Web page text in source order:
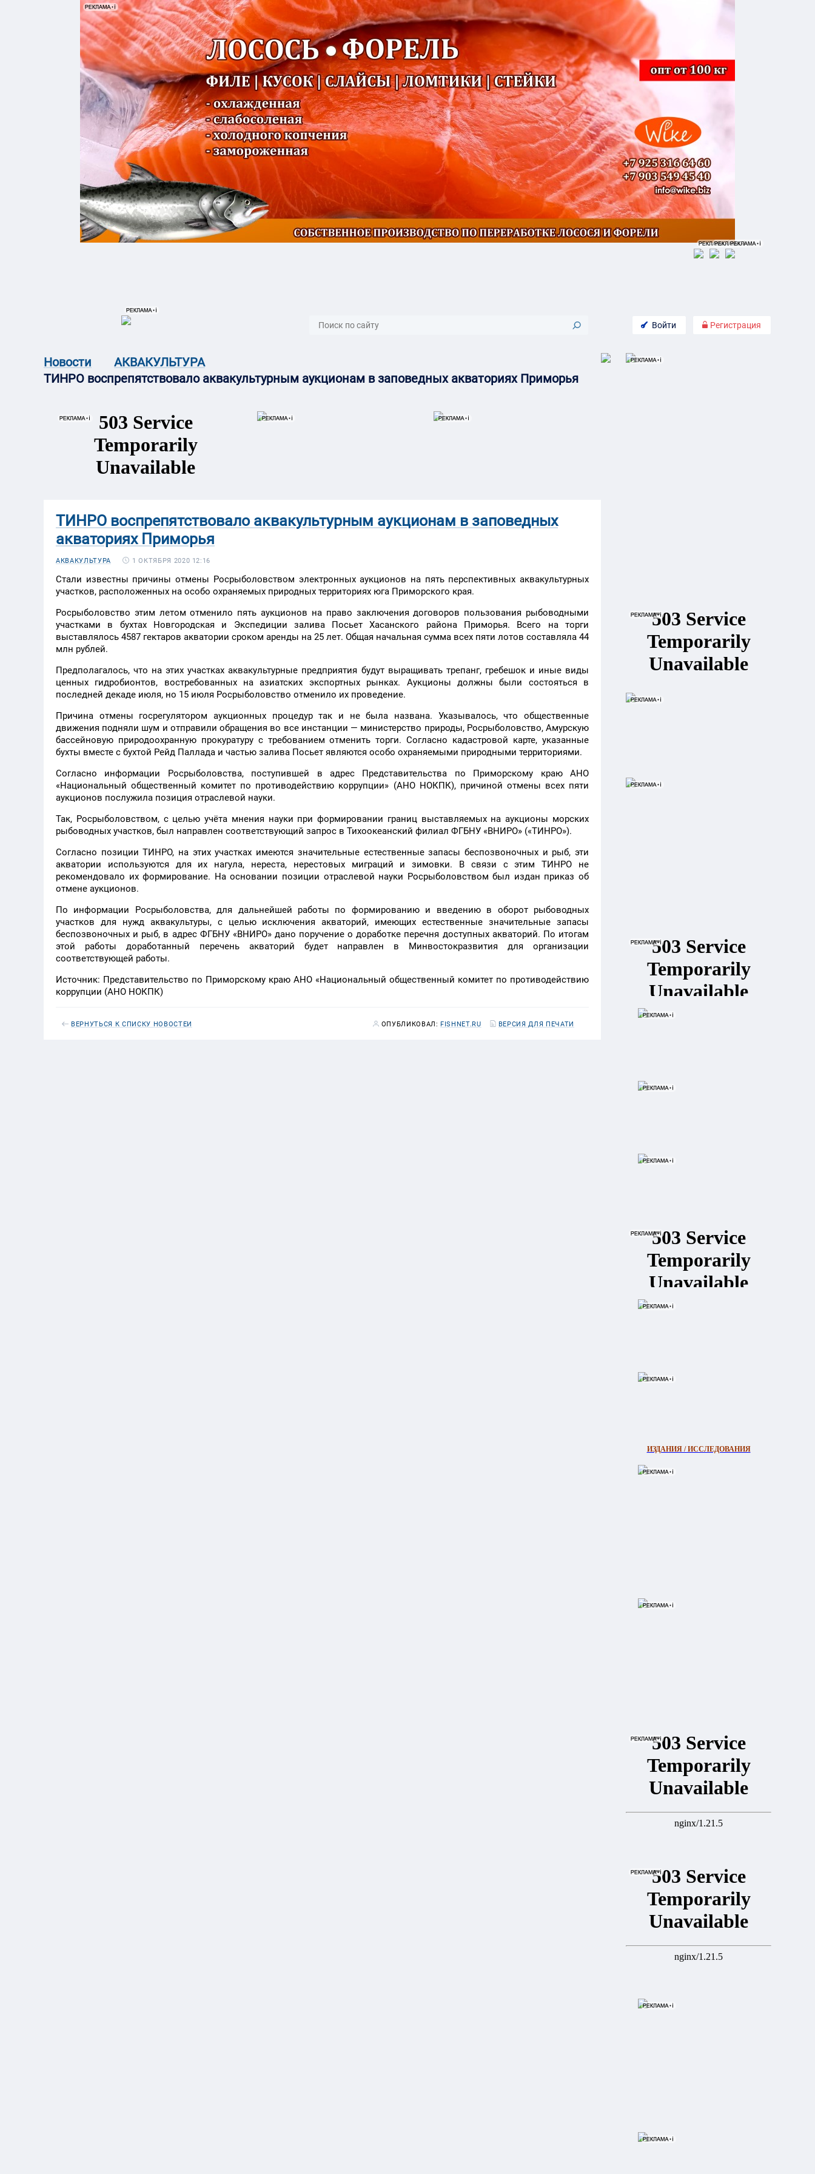
Войти Регистрация
Новости
АКВАКУЛЬТУРА
ТИНРО воспрепятствовало аквакультурным аукционам в заповедных акваториях Приморья
ТИНРО воспрепятствовало аквакультурным аукционам в заповедных
акваториях Приморья
АКВАКУЛЬТУРА 1 ОКТЯБРЯ 2020 12:16
Стали известны причины отмены Росрыболовством электронных аукционов на пять перспективных аквакультурных
участков, расположенных на особо охраняемых природных территориях юга Приморского края.
Росрыболовство этим летом отменило пять аукционов на право заключения договоров пользования рыбоводными
участками в бухтах Новгородская и Экспедиции залива Посьет Хасанского района Приморья. Всего на торги
выставлялось 4587 гектаров акватории сроком аренды на 25 лет. Общая начальная сумма всех пяти лотов составляла 44
млн рублей.
Предполагалось, что на этих участках аквакультурные предприятия будут выращивать трепанг, гребешок и иные виды
ценных гидробионтов, востребованных на азиатских экспортных рынках. Аукционы должны были состояться в
последней декаде июля, но 15 июля Росрыболовство отменило их проведение.
Причина отмены госрегулятором аукционных процедур так и не была названа. Указывалось, что общественные
движения подняли шум и отправили обращения во все инстанции — министерство природы, Росрыболовство, Амурскую
бассейновую природоохранную прокуратуру с требованием отменить торги. Согласно кадастровой карте, указанные
бухты вместе с бухтой Рейд Паллада и частью залива Посьет являются особо охраняемыми природными территориями.
Согласно информации Росрыболовства, поступившей в адрес Представительства по Приморскому краю АНО
«Национальный общественный комитет по противодействию коррупции» (АНО НОКПК), причиной отмены всех пяти
аукционов послужила позиция отраслевой науки.
Так, Росрыболовством, с целью учёта мнения науки при формировании границ выставляемых на аукционы морских
рыбоводных участков, был направлен соответствующий запрос в Тихоокеанский филиал ФГБНУ «ВНИРО» («ТИНРО»).
Согласно позиции ТИНРО, на этих участках имеются значительные естественные запасы беспозвоночных и рыб, эти
акватории используются для их нагула, нереста, нерестовых миграций и зимовки. В связи с этим ТИНРО не
рекомендовало их формирование. На основании позиции отраслевой науки Росрыболовством был издан приказ об
отмене аукционов.
По информации Росрыболовства, для дальнейшей работы по формированию и введению в оборот рыбоводных
участков для нужд аквакультуры, с целью исключения акваторий, имеющих естественные значительные запасы
беспозвоночных и рыб, в адрес ФГБНУ «ВНИРО» дано поручение о доработке перечня доступных акваторий. По итогам
этой работы доработанный перечень акваторий будет направлен в Минвостокразвития для организации
соответствующей работы.
Источник: Представительство по Приморскому краю АНО «Национальный общественный комитет по противодействию
коррупции (АНО НОКПК)
ВЕРНУТЬСЯ К СПИСКУ НОВОСТЕЙ ОПУБЛИКОВАЛ: FISHNET.RU ВЕРСИЯ ДЛЯ ПЕЧАТИ
ИЗДАНИЯ / ИССЛЕДОВАНИЯ